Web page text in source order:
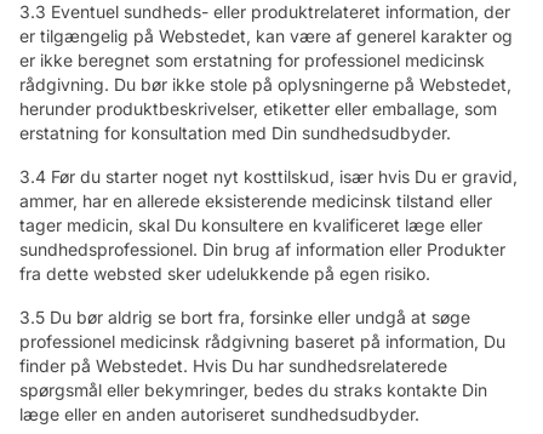
3.3 Eventuel sundheds- eller produktrelateret information, der
er tilgængelig på Webstedet, kan være af generel karakter og
er ikke beregnet som erstatning for professionel medicinsk
rådgivning. Du bør ikke stole på oplysningerne på Webstedet,
herunder produktbeskrivelser, etiketter eller emballage, som
erstatning for konsultation med Din sundhedsudbyder.
3.4 Før du starter noget nyt kosttilskud, især hvis Du er gravid,
ammer, har en allerede eksisterende medicinsk tilstand eller
tager medicin, skal Du konsultere en kvalificeret læge eller
sundhedsprofessionel. Din brug af information eller Produkter
fra dette websted sker udelukkende på egen risiko.
3.5 Du bør aldrig se bort fra, forsinke eller undgå at søge
professionel medicinsk rådgivning baseret på information, Du
finder på Webstedet. Hvis Du har sundhedsrelaterede
spørgsmål eller bekymringer, bedes du straks kontakte Din
læge eller en anden autoriseret sundhedsudbyder.